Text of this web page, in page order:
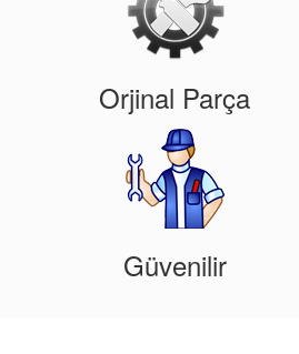
Orjinal Parça
Güvenilir